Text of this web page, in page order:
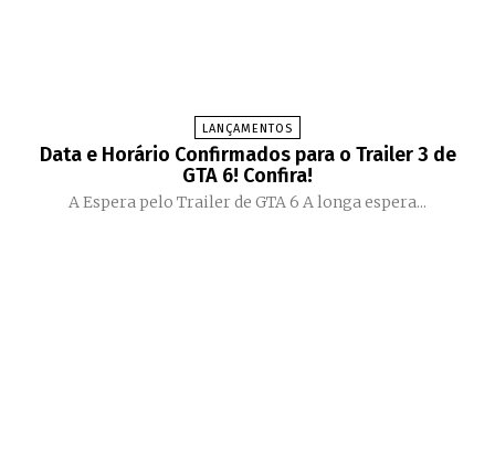
LANÇAMENTOS
Data e Horário Confirmados para o Trailer 3 de
GTA 6! Confira!
A Espera pelo Trailer de GTA 6 A longa espera...